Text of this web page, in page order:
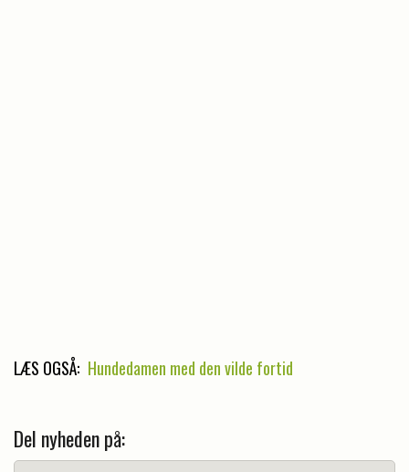
LÆS OGSÅ: Hundedamen med den vilde fortid
Del nyheden på: